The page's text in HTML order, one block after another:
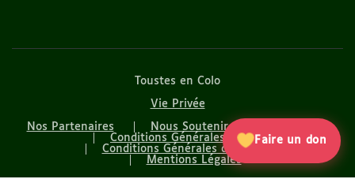
Faire un don
Toustes en Colo
Vie Privée
Nos Partenaires Nous Soutenir
Conditions Générales de Vente
Conditions Générales d’Utilisation
Mentions Légales